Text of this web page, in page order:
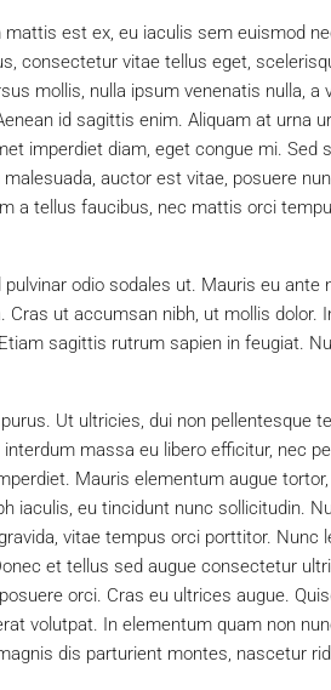
est ex, eu iaculis sem euismod
consectetur vitae tellus eget,
mollis, nulla ipsum venenatis nulla,
id sagittis enim. Aliquam at urna
imperdiet diam, eget congue mi. Sed
auctor est vitae, posuere
a tellus faucibus, nec mattis orci
odio sodales ut. Mauris eu ante
Cras ut accumsan nibh, ut mollis dolor.
sagittis rutrum sapien in feugiat.
Ut ultricies, dui non pellentesque
massa eu libero efficitur, nec
Mauris elementum augue
iaculis, eu tincidunt nunc sollicitudin.
vitae tempus orci porttitor. Nunc
et tellus sed augue consectetur
orci. Cras eu ultrices augue.
volutpat. In elementum quam non
dis parturient montes, nascetur